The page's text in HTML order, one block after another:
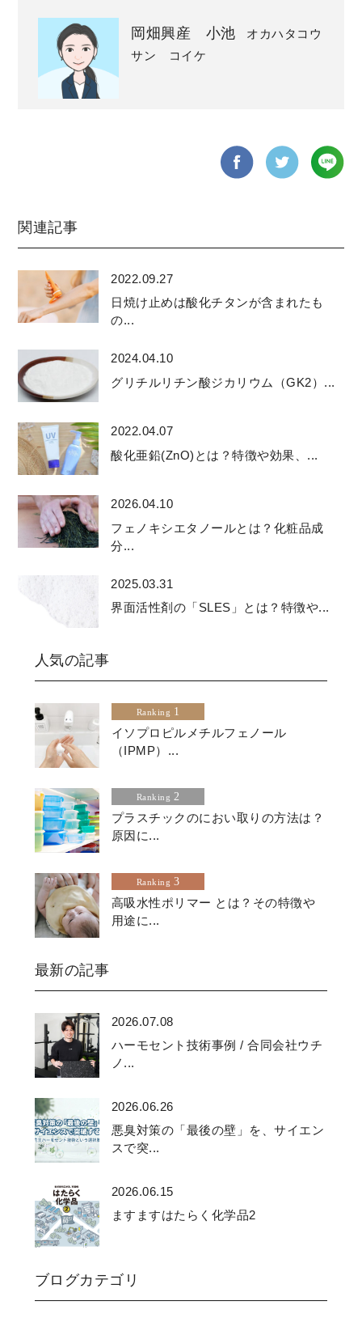
岡畑興産 小池
オカハタコウ
サン コイケ
関連記事
2022.09.27
日焼け止めは酸化チタンが含まれたも
の...
2024.04.10
グリチルリチン酸ジカリウム（GK2）...
2022.04.07
酸化亜鉛(ZnO)とは？特徴や効果、...
2026.04.10
フェノキシエタノールとは？化粧品成
分...
2025.03.31
界面活性剤の「SLES」とは？特徴や...
人気の記事
Ranking 1
イソプロピルメチルフェノール
（IPMP）...
Ranking 2
プラスチックのにおい取りの方法は？
原因に...
Ranking 3
高吸水性ポリマー とは？その特徴や
用途に...
最新の記事
2026.07.08
ハーモセント技術事例 / 合同会社ウチ
ノ...
2026.06.26
悪臭対策の「最後の壁」を、サイエン
スで突...
2026.06.15
ますますはたらく化学品2
ブログカテゴリ